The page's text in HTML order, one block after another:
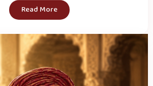
Read More